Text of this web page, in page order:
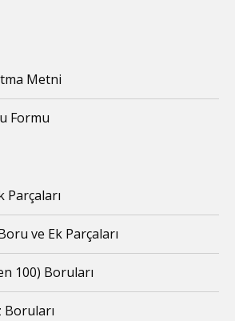
Metni
Formu
Parçaları
ve Ek Parçaları
100) Boruları
Boruları